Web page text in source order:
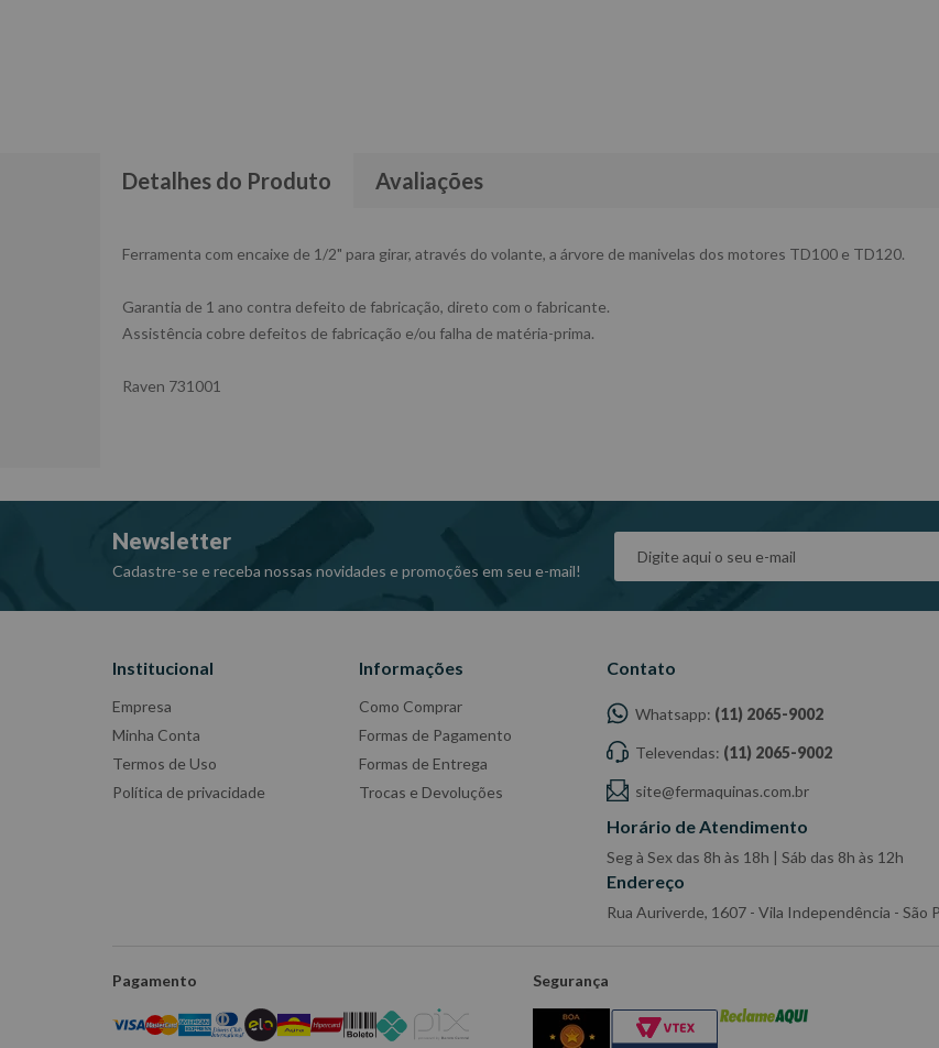
Detalhes do Produto Avaliações
Ferramenta com encaixe de 1/2" para girar, através do volante, a árvore de manivelas dos motores TD100 e TD120.
Garantia de 1 ano contra defeito de fabricação, direto com o fabricante.
Assistência cobre defeitos de fabricação e/ou falha de matéria-prima.
Raven 731001
Newsletter
Cadastre-se e receba nossas novidades e promoções em seu e-mail!
Institucional
Empresa
Minha Conta
Termos de Uso
Política de privacidade
Informações
Como Comprar
Formas de Pagamento
Formas de Entrega
Trocas e Devoluções
Contato
Whatsapp: (11) 2065-9002
Televendas: (11) 2065-9002
site@fermaquinas.com.br
Horário de Atendimento
Seg à Sex das 8h às 18h | Sáb das 8h às 12h
Endereço
Rua Auriverde, 1607 - Vila Independência - São
Pagamento Segurança